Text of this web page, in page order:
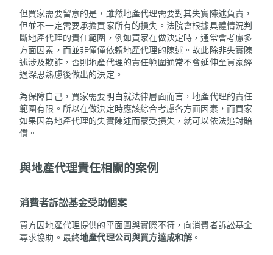
但買家需要留意的是，雖然地產代理需要對其失實陳述負責，
但並不一定需要承擔買家所有的損失。法院會根據具體情況判
斷地產代理的責任範圍，例如買家在做決定時，通常會考慮多
方面因素，而並非僅僅依賴地產代理的陳述。故此除非失實陳
述涉及欺詐，否則地產代理的責任範圍通常不會延伸至買家經
過深思熟慮後做出的決定。
為保障自己，買家需要明白就法律層面而言，地產代理的責任
範圍有限。所以在做決定時應該綜合考慮各方面因素，而買家
如果因為地產代理的失實陳述而蒙受損失，就可以依法追討賠
償。
與地產代理責任相關的案例
消費者訴訟基金受助個案
買方因地產代理提供的平面圖與實際不符，向消費者訴訟基金
尋求協助。最終地產代理公司與買方達成和解 。